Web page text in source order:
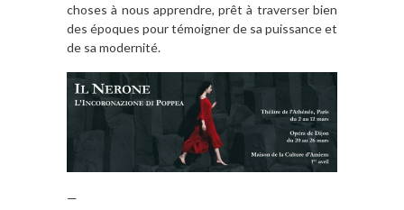
choses à nous apprendre, prêt à traverser bien
des époques pour témoigner de sa puissance et
de sa modernité.
—